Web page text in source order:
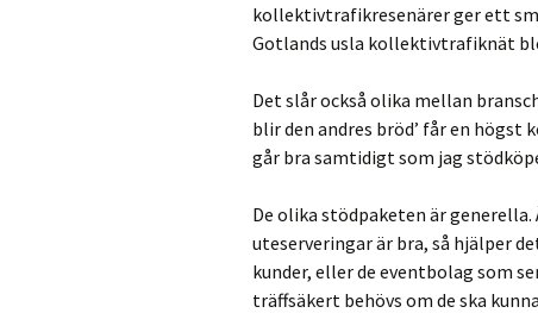
kollektivtrafikresenärer ger ett
Gotlands usla kollektivtrafiknät
Det slår också olika mellan
blir den andres bröd’ får en
går bra samtidigt som jag
De olika stödpaketen är
uteserveringar är bra, så hjälper
kunder, eller de eventbolag som
träffsäkert behövs om de ska